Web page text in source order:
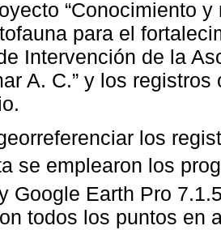
“Conocimiento
para el
Intervención de la
A. C.” y los
los
se emplearon los
Google Earth Pro
todos los puntos en